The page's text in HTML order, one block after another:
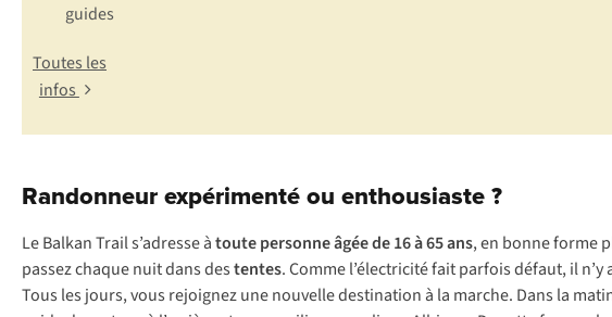
guides
Toutes les
infos
Randonneur expérimenté ou enthousiaste ?
Le Balkan Trail s’adresse àtoute personne âgée de 16 à 65 ans, en bonne forme
passez chaque nuit dans destentes. Comme l’électricité fait parfois défaut, il
Tous les jours, vous rejoignez une nouvelle destination à la marche. Dans la